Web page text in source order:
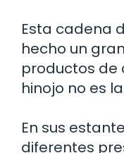
Esta cadena
hecho un
productos de
hinojo no es
En sus
diferentes